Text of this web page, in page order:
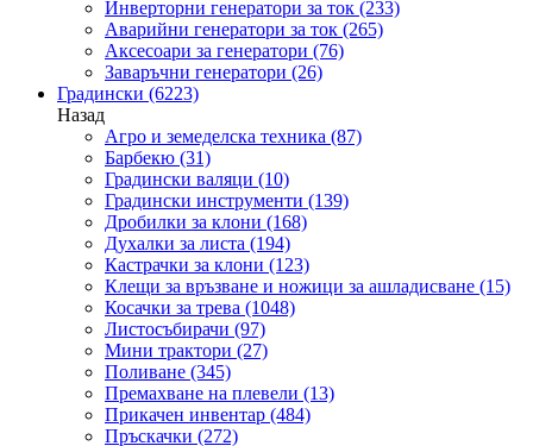
Инверторни генератори за ток (233)
Аварийни генератори за ток (265)
Аксесоари за генератори (76)
Заваръчни генератори (26)
Градински (6223)
Назад
Агро и земеделска техника (87)
Барбекю (31)
Градински валяци (10)
Градински инструменти (139)
Дробилки за клони (168)
Духалки за листа (194)
Кастрачки за клони (123)
Клещи за връзване и ножици за ашладисване (15)
Косачки за трева (1048)
Листосъбирачи (97)
Мини трактори (27)
Поливане (345)
Премахване на плевели (13)
Прикачен инвентар (484)
Пръскачки (272)